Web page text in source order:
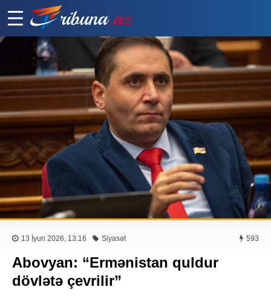
13 İyun 2026, 13:16 Siyasət 593
Abovyan: “Ermənistan quldur
dövlətə çevrilir”